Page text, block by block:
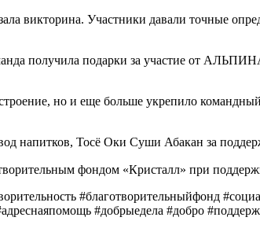
викторина. Участники давали точные
получила подарки за участие от
но и еще больше укрепило
напитков, Тосё Оки Суши Абакан за
фондом «Кристалл» при
#благотворительныйфонд
#добрыедела #добро